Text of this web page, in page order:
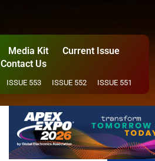
Media Kit
Current Issue
Contact Us
ISSUE 553 ISSUE 552 ISSUE 551